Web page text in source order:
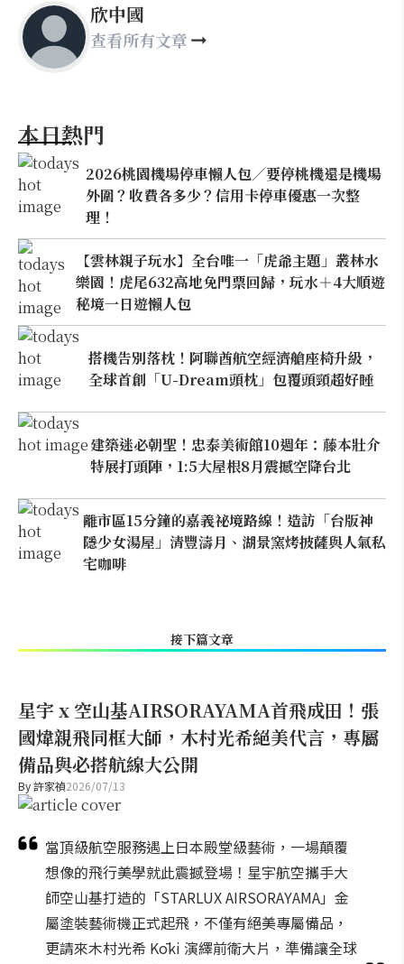
欣中國
查看所有文章
本日熱門
2026桃園機場停車懶人包／要停桃機還是機場
外圍？收費各多少？信用卡停車優惠一次整
理！
【雲林親子玩水】全台唯一「虎爺主題」叢林水
樂園！虎尾632高地免門票回歸，玩水＋4大順遊
秘境一日遊懶人包
搭機告別落枕！阿聯酋航空經濟艙座椅升級，
全球首創「U-Dream頭枕」包覆頭頸超好睡
建築迷必朝聖！忠泰美術館10週年：藤本壯介
特展打頭陣，1:5大屋根8月震撼空降台北
離市區15分鐘的嘉義祕境路線！造訪「台版神
隱少女湯屋」清豐濤月、湖景窯烤披薩與人氣私
宅咖啡
接下篇文章
星宇 x 空山基AIRSORAYAMA首飛成田！張
國煒親飛同框大師，木村光希絕美代言，專屬
備品與必搭航線大公開
By許家禎2026/07/13
當頂級航空服務遇上日本殿堂級藝術，一場顛覆
想像的飛行美學就此震撼登場！星宇航空攜手大
師空山基打造的「STARLUX AIRSORAYAMA」金
屬塗裝藝術機正式起飛，不僅有絕美專屬備品，
更請來木村光希 Kōki 演繹前衛大片，準備讓全球